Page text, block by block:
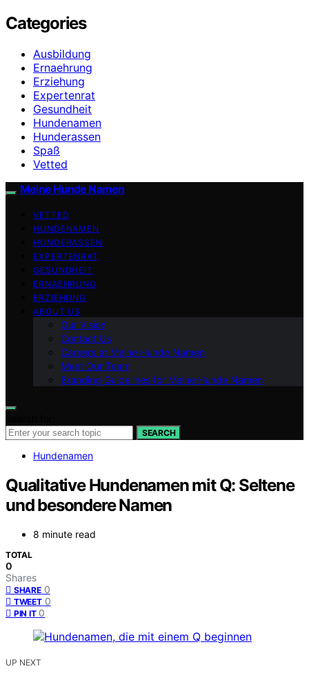
Categories
Ausbildung
Ernaehrung
Erziehung
Expertenrat
Gesundheit
Hundenamen
Hunderassen
Spaß
Vetted
Meine Hunde Namen
VETTED
HUNDENAMEN
HUNDERASSEN
EXPERTENRAT
GESUNDHEIT
ERNAEHRUNG
ERZIEHUNG
ABOUT US
Our Vision
Contact Us
Careers at Meine Hunde Namen
Meet Our Team
Branding Guidelines for Meine Hunde Namen
SEARCH
Hundenamen
Qualitative Hundenamen mit Q: Seltene
und besondere Namen
8 minute read
TOTAL
0
Shares
SHARE 0
TWEET 0
PIN IT 0
UP NEXT